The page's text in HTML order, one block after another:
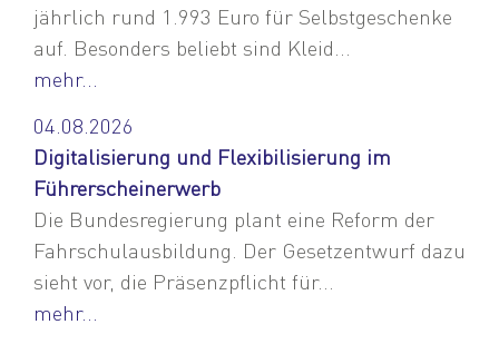
jährlich rund 1.993 Euro für Selbstgeschenke
auf. Besonders beliebt sind Kleid...
mehr...
04.08.2026
Digitalisierung und Flexibilisierung im
Führerscheinerwerb
Die Bundesregierung plant eine Reform der
Fahrschulausbildung. Der Gesetzentwurf dazu
sieht vor, die Präsenzpflicht für...
mehr...